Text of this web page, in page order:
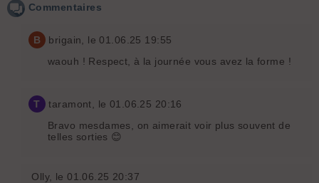
Commentaires
B brigain , le 01.06.25 19:55
waouh ! Respect, à la journée vous avez la forme !
T taramont , le 01.06.25 20:16
Bravo mesdames, on aimerait voir plus souvent de
telles sorties 😊
Olly, le 01.06.25 20:37